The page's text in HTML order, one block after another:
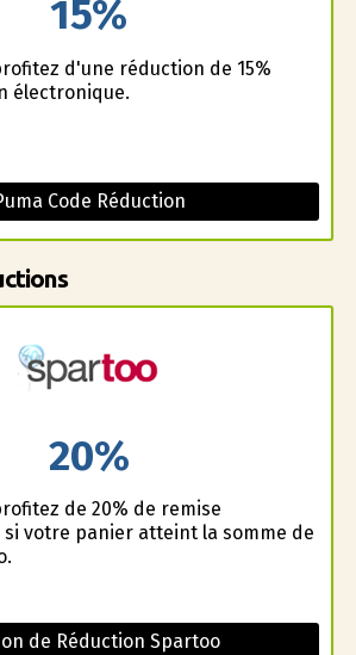
15%
d'une réduction de 15%
électronique.
Code Réduction
20%
de 20% de remise
votre panier atteint la somme de
de Réduction Spartoo